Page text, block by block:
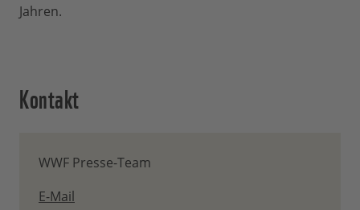
Jahren.
Kontakt
WWF Presse-Team
E-Mail